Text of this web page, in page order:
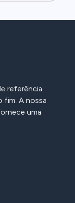
referência
fim. A nossa
uma